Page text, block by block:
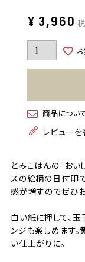
¥ 3,960
商品につい
レビューを
とみこはんの「おい
スの絵柄の日付印で
感が増すのでぜひお
白い紙に押して、
ンジも楽しめます
い仕上がりに。